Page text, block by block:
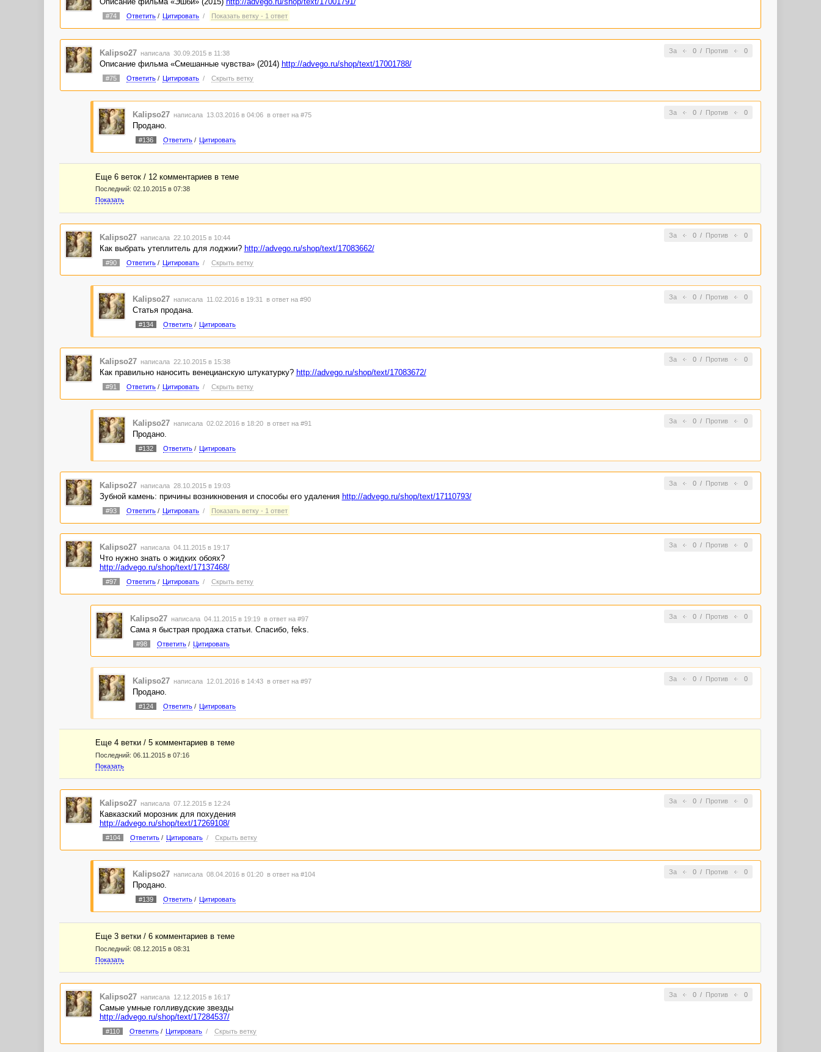
#74 Ответить/ Цитировать / Показать ветку - 1 ответ
За 0/ Против 0
Kalipso27 написала 30.09.2015 в 11:38
Описание фильма «Смешанные чувства» (2014) http://advego.ru/shop/text/17001788/
#75 Ответить/ Цитировать / Скрыть ветку
За 0/ Против 0
Kalipso27 написала 13.03.2016 в 04:06 в ответ на #75
Продано.
#136 Ответить/ Цитировать
Еще 6 веток / 12 комментариев в темe
Последний: 02.10.2015 в 07:38
Показать
За 0/ Против 0
Kalipso27 написала 22.10.2015 в 10:44
Как выбрать утеплитель для лоджии? http://advego.ru/shop/text/17083662/
#90 Ответить/ Цитировать / Скрыть ветку
За 0/ Против 0
Kalipso27 написала 11.02.2016 в 19:31 в ответ на #90
Статья продана.
#134 Ответить/ Цитировать
За 0/ Против 0
Kalipso27 написала 22.10.2015 в 15:38
Как правильно наносить венецианскую штукатурку? http://advego.ru/shop/text/17083672/
#91 Ответить/ Цитировать / Скрыть ветку
За 0/ Против 0
Kalipso27 написала 02.02.2016 в 18:20 в ответ на #91
Продано.
#132 Ответить/ Цитировать
За 0/ Против 0
Kalipso27 написала 28.10.2015 в 19:03
Зубной камень: причины возникновения и способы его удаления http://advego.ru/shop/text/17110793/
#93 Ответить/ Цитировать / Показать ветку - 1 ответ
За 0/ Против 0
Kalipso27 написала 04.11.2015 в 19:17
Что нужно знать о жидких обоях?
http://advego.ru/shop/text/17137468/
#97 Ответить/ Цитировать / Скрыть ветку
За 0/ Против 0
Kalipso27 написала 04.11.2015 в 19:19 в ответ на #97
Сама я быстрая продажа статьи. Спасибо, feks.
#98 Ответить/ Цитировать
За 0/ Против 0
Kalipso27 написала 12.01.2016 в 14:43 в ответ на #97
Продано.
#124 Ответить/ Цитировать
Еще 4 ветки / 5 комментариев в темe
Последний: 06.11.2015 в 07:16
Показать
За 0/ Против 0
Kalipso27 написала 07.12.2015 в 12:24
Кавказский морозник для похудения
http://advego.ru/shop/text/17269108/
#104 Ответить/ Цитировать / Скрыть ветку
За 0/ Против 0
Kalipso27 написала 08.04.2016 в 01:20 в ответ на #104
Продано.
#139 Ответить/ Цитировать
Еще 3 ветки / 6 комментариев в темe
Последний: 08.12.2015 в 08:31
Показать
За 0/ Против 0
Kalipso27 написала 12.12.2015 в 16:17
Самые умные голливудские звезды
http://advego.ru/shop/text/17284537/
#110 Ответить/ Цитировать / Скрыть ветку